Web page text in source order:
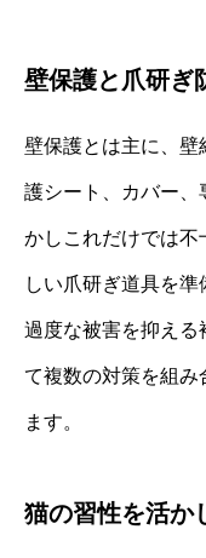
壁保護と爪研ぎ
壁保護とは主に、壁
護シート、カバー、
かしこれだけでは不
しい爪研ぎ道具を
過度な被害を抑える
て複数の対策を組み
ます。
猫の習性を活か